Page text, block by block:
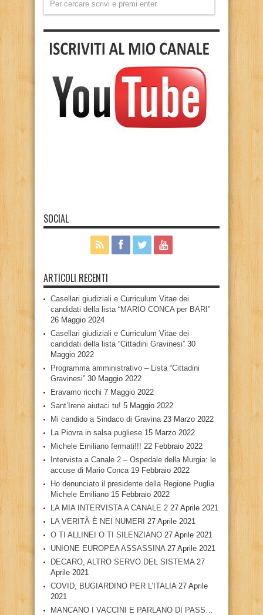
SOCIAL
ARTICOLI RECENTI
Casellari giudiziali e Curriculum Vitae dei
candidati della lista “MARIO CONCA per BARI”
26 Maggio 2024
Casellari giudiziali e Curriculum Vitae dei
candidati della lista “Cittadini Gravinesi” 30
Maggio 2022
Programma amministrativo – Lista “Cittadini
Gravinesi” 30 Maggio 2022
Eravamo ricchi 7 Maggio 2022
Sant’Irene aiutaci tu! 5 Maggio 2022
Mi candido a Sindaco di Gravina 23 Marzo 2022
La Piovra in salsa pugliese 15 Marzo 2022
Michele Emiliano fermati!!! 22 Febbraio 2022
Intervista a Canale 2 – Ospedale della Murgia: le
accuse di Mario Conca 19 Febbraio 2022
Ho denunciato il presidente della Regione Puglia
Michele Emiliano 15 Febbraio 2022
LA MIA INTERVISTA A CANALE 2 27 Aprile 2021
LA VERITÀ È NEI NUMERI 27 Aprile 2021
O TI ALLINEI O TI SILENZIANO 27 Aprile 2021
UNIONE EUROPEA ASSASSINA 27 Aprile 2021
DECARO, ALTRO SERVO DEL SISTEMA 27
Aprile 2021
COVID, BUGIARDINO PER L’ITALIA 27 Aprile
2021
MANCANO I VACCINI E PARLANO DI PASS…